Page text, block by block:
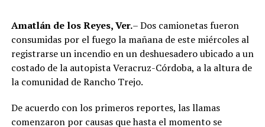
Tras varios meses de proceso penal, el juez consideró
acreditada la responsabilidad de Anselmo “N”, Jesús “N”,
Diego “N”, Lauro Arturo “N”, Dana Natalia “N” y
Bonifacio “N”, imponiéndoles una pena de cuatro años y
nueve meses de prisión.
Los ahora sentenciados formaban parte de la Policía
Amatlán de los Reyes, Ver.– Dos camionetas fueron
consumidas por el fuego la mañana de este miércoles al
registrarse un incendio en un deshuesadero ubicado a un
costado de la autopista Veracruz-Córdoba, a la altura de
la comunidad de Rancho Trejo.
De acuerdo con los primeros reportes, las llamas
comenzaron por causas que hasta el momento se